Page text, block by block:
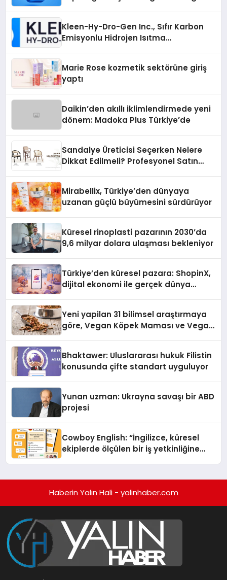
Kleen-Hy-Dro-Gen Inc., Sıfır Karbon
Emisyonlu Hidrojen Isıtma
Marie Rose kozmetik sektörüne giriş
yaptı
Daikin’den akıllı iklimlendirmede yeni
dönem: Madoka Plus Türkiye’de
Sandalye Üreticisi Seçerken Nelere
Dikkat Edilmeli? Profesyonel Satın
Mirabellix, Türkiye’den dünyaya
uzanan güçlü büyümesini sürdürüyor
Küresel rinoplasti pazarının 2030’da
9,6 milyar dolara ulaşması bekleniyor
Türkiye’den küresel pazara: ShopinX,
dijital ekonomi ile gerçek dünya
Yeni yapilan 31 bilimsel araştırmaya
göre, Vegan Köpek Maması ve Vegan
Bhaktawer: Uluslararası hukuk Filistin
konusunda çifte standart uyguluyor
Yunan uzman: Ukrayna savaşı bir ABD
projesi
Cowboy English: “İngilizce, küresel
ekiplerde ölçülen bir iş yetkinliğine
Haberin Yalın Hali - yalinhaber.com